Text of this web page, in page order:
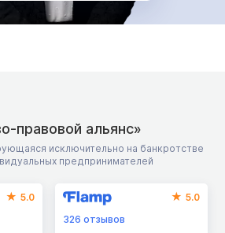
правовой альянс»
исключительно на банкротстве
предпринимателей
5.0
5.0
326отзывов